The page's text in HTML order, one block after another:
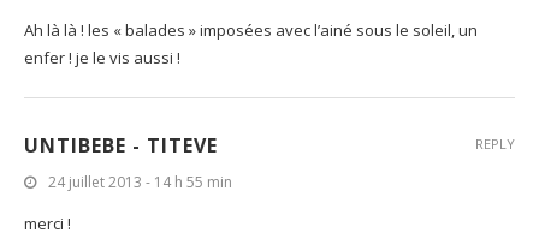
Ah là là ! les « balades » imposées avec l’ainé sous le soleil, un
enfer ! je le vis aussi !
UNTIBEBE - TITEVE
24 juillet 2013 - 14 h 55 min
merci !
REPLY